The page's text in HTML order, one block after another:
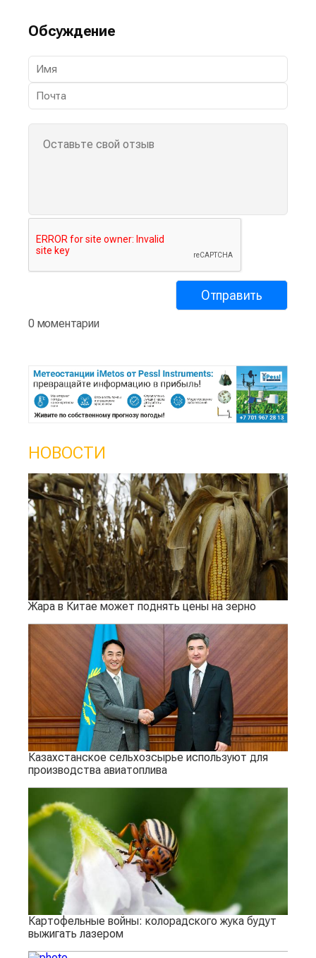
Обсуждение
0 моментарии
НОВОСТИ
Жара в Китае может поднять цены на зерно
Казахстанское сельхозсырье используют для
производства авиатоплива
Картофельные войны: колорадского жука будут
выжигать лазером